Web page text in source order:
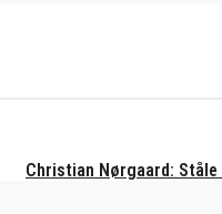
Christian Nørgaard: